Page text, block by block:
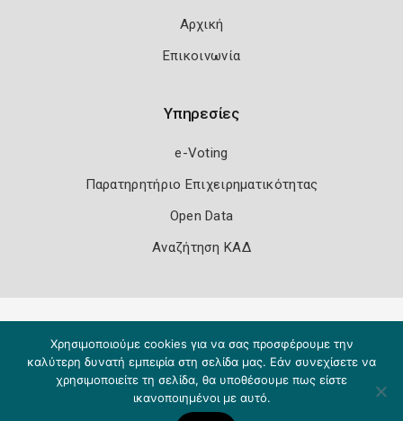
Αρχική
Επικοινωνία
Υπηρεσίες
e-Voting
Παρατηρητήριο Επιχειρηματικότητας
Open Data
Αναζήτηση ΚΑΔ
Χρησιμοποιούμε cookies για να σας προσφέρουμε την
καλύτερη δυνατή εμπειρία στη σελίδα μας. Εάν συνεχίσετε να
χρησιμοποιείτε τη σελίδα, θα υποθέσουμε πως είστε
ικανοποιημένοι με αυτό.
Copyright 2026 Knowledge A.E.